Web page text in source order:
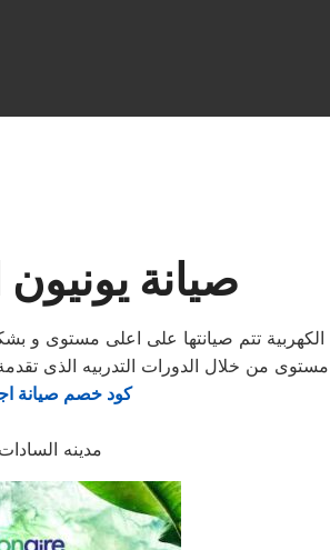
صيانة
الكهربية تتم صيانتها على اعلى
من خلال الدورات التدربيه الذى
كود خصم صيانة
مدينه